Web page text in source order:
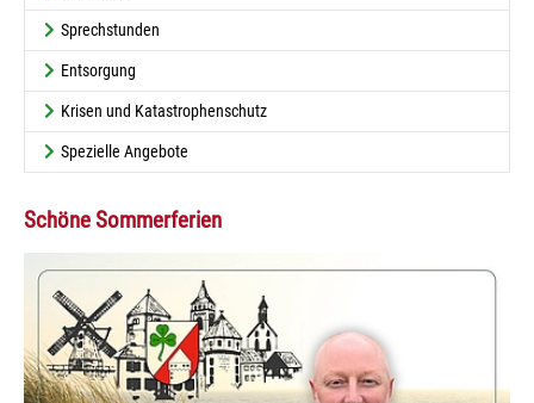
Sprechstunden
Entsorgung
Krisen und Katastrophenschutz
Spezielle Angebote
Schöne Sommerferien